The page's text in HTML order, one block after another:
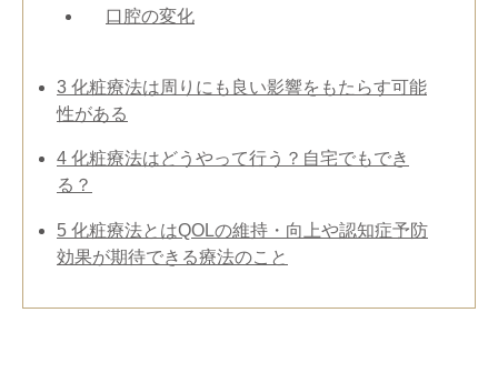
口腔の変化
3 化粧療法は周りにも良い影響をもたらす可能
性がある
4 化粧療法はどうやって行う？自宅でもでき
る？
5 化粧療法とはQOLの維持・向上や認知症予防
効果が期待できる療法のこと